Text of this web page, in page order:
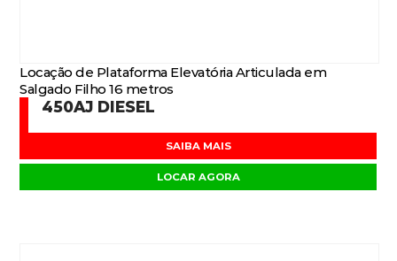
Locação de Plataforma Elevatória Articulada em
Salgado Filho 16 metros
450AJ DIESEL
SAIBA MAIS
LOCAR AGORA